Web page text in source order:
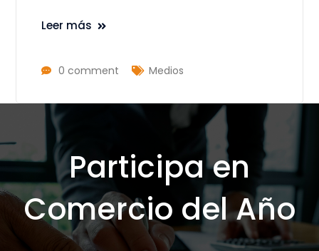
Leer más
0 comment Medios
Participa en
Comercio del Año